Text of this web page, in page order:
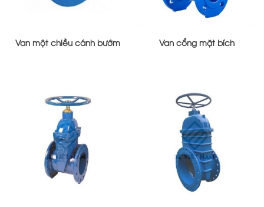
Van một chiều cánh bướm Van cổng mặt bích